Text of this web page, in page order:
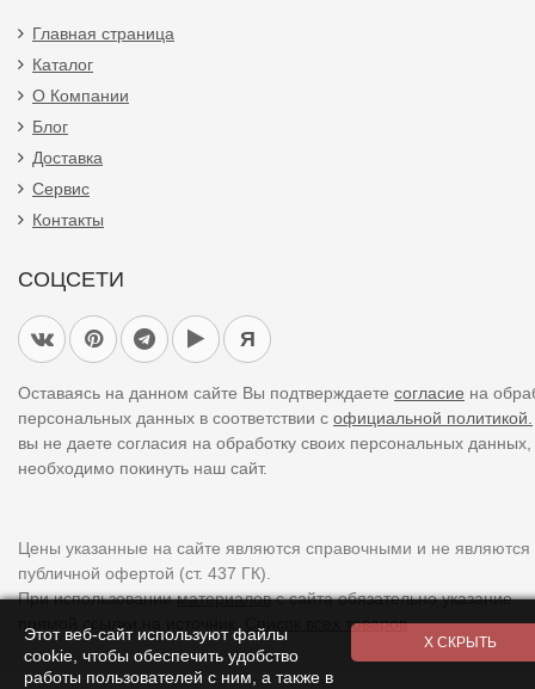
Главная страница
Каталог
О Компании
Блог
Доставка
Сервис
Контакты
СОЦСЕТИ
Я
Оставаясь на данном сайте Вы подтверждаете согласие на
персональных данных в соответствии с официальной политикой.
вы не даете согласия на обработку своих персональных
необходимо покинуть наш сайт.
Цены указанные на сайте являются справочными и не являются
публичной офертой (ст. 437 ГК).
При использованииматериаловс сайта обязательно указание
Список всех товаров
Этот веб-сайт используют файлы
cookie, чтобы обеспечить удобство
работы пользователей с ним, а также в